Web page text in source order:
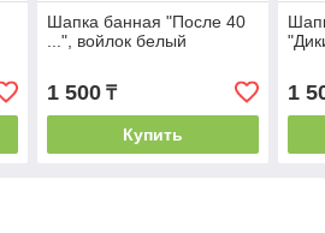
Шапка банная "После 40
...", войлок белый
1 500₸
Купить
1